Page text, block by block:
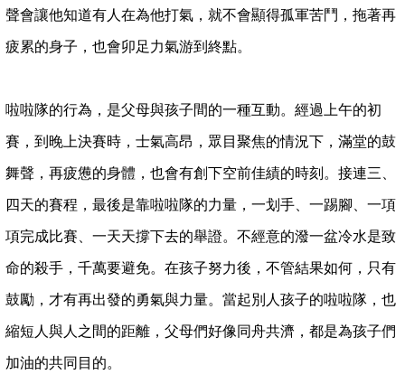
聲會讓他知道有人在為他打氣，就不會顯得孤軍苦鬥，拖著再
疲累的身子，也會卯足力氣游到終點。
啦啦隊的行為，是父母與孩子間的一種互動。經過上午的初
賽，到晚上決賽時，士氣高昂，眾目聚焦的情況下，滿堂的鼓
舞聲，再疲憊的身體，也會有創下空前佳績的時刻。接連三、
四天的賽程，最後是靠啦啦隊的力量，一划手、一踢腳、一項
項完成比賽、一天天撐下去的舉證。不經意的潑一盆冷水是致
命的殺手，千萬要避免。在孩子努力後，不管結果如何，只有
鼓勵，才有再出發的勇氣與力量。當起別人孩子的啦啦隊，也
縮短人與人之間的距離，父母們好像同舟共濟，都是為孩子們
加油的共同目的。